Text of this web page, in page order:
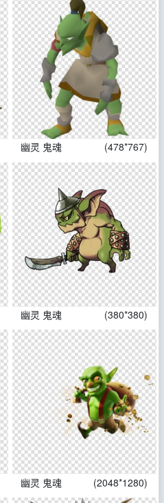
幽灵 鬼魂 (478*767)
幽灵 鬼魂 (380*380)
幽灵 鬼魂 (2048*1280)